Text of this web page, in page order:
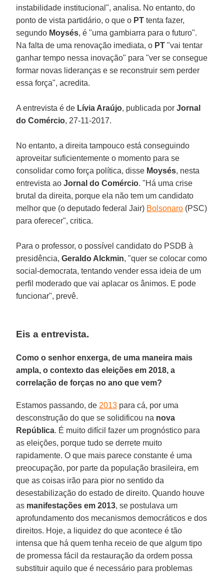
instabilidade institucional", analisa. No entanto, do
ponto de vista partidário, o que o PT tenta fazer,
segundo Moysés, é "uma gambiarra para o futuro".
Na falta de uma renovação imediata, o PT "vai tentar
ganhar tempo nessa inovação" para "ver se consegue
formar novas lideranças e se reconstruir sem perder
essa força", acredita.
A entrevista é de Lívia Araújo, publicada porJornal
do Comércio, 27-11-2017.
No entanto, a direita tampouco está conseguindo
aproveitar suficientemente o momento para se
consolidar como força política, disse Moysés, nesta
entrevista aoJornal do Comércio. "Há uma crise
brutal da direita, porque ela não tem um candidato
melhor que (o deputado federal Jair) Bolsonaro (PSC)
para oferecer", critica.
Para o professor, o possível candidato do PSDB à
presidência,Geraldo Alckmin, "quer se colocar como
social-democrata, tentando vender essa ideia de um
perfil moderado que vai aplacar os ânimos. E pode
funcionar", prevê.
Eis a entrevista.
Como o senhor enxerga, de uma maneira mais
ampla, o contexto das eleições em 2018, a
correlação de forças no ano que vem?
Estamos passando, de 2013 para cá, por uma
desconstrução do que se solidificou na nova
República. É muito difícil fazer um prognóstico para
as eleições, porque tudo se derrete muito
rapidamente. O que mais parece constante é uma
preocupação, por parte da população brasileira, em
que as coisas irão para pior no sentido da
desestabilização do estado de direito. Quando houve
as manifestações em 2013, se postulava um
aprofundamento dos mecanismos democráticos e dos
direitos. Hoje, a liquidez do que acontece é tão
intensa que há quem tenha receio de que algum tipo
de promessa fácil da restauração da ordem possa
substituir aquilo que é necessário para problemas